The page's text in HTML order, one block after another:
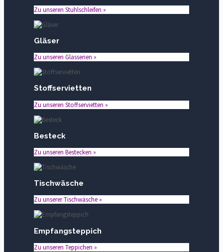
Zu unseren Stuhlschleifen »
Gläser
Zu unseren Glasserien »
Stoffservietten
Zu unseren Stoffservietten »
Besteck
Zu unseren Bestecken »
Tischwäsche
Zu unserer Tischwäsche »
Empfangsteppich
Zu unseren Teppichen »